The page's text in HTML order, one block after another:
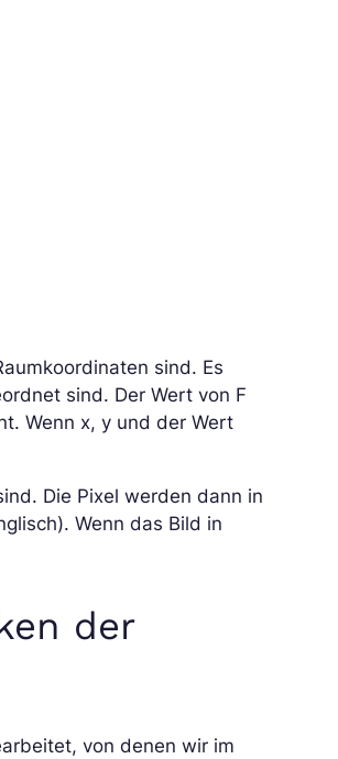
sind. Es
sind. Der Wert von F
Wenn x, y und der Wert
Die Pixel werden dann in
Wenn das Bild in
der
von denen wir im